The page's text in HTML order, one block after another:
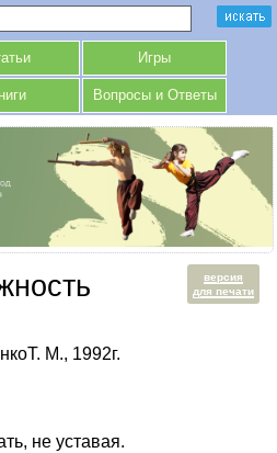
Игры
Вопросы и Ответы
версия
для печати
М., 1992г.
не уставая.